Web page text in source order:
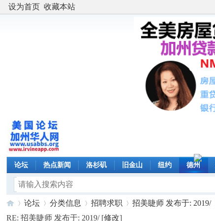
设为首页 收藏本站
论坛 热点新闻 洛杉矶 旧金山 纽约 德州
论坛 分类信息 招聘求职 招美睫师 发布于: 2019/
RE: 招美睫师 发布于: 2019/ [修改]